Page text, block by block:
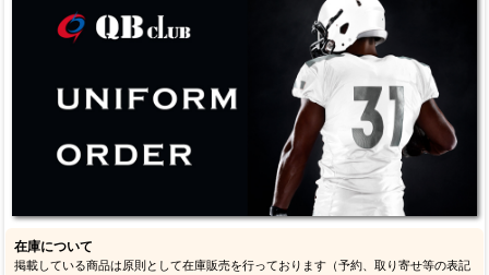
在庫について
掲載している商品は原則として在庫販売を行っております（予約、取り寄せ等の表記